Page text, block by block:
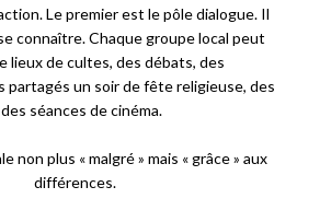
Le premier est le pôle dialogue. Il
connaître. Chaque groupe local peut
lieux de cultes, des débats, des
partagés un soir de fête religieuse, des
séances de cinéma.
non plus « malgré » mais « grâce » aux
différences.